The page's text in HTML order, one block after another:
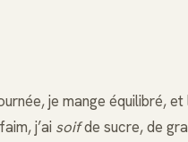
je mange équilibré, et
j’ai soifde sucre, de